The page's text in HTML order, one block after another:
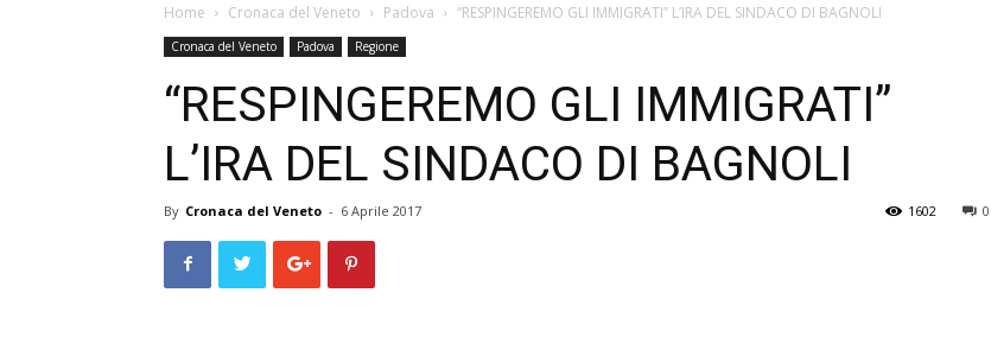
Veneto
Home Cronaca del Veneto Padova “RESPINGEREMO GLI IMMIGRATI” L’IRA DEL SINDACO DI BAGNOLI
Cronaca del Veneto Padova Regione
“RESPINGEREMO GLI IMMIGRATI”
L’IRA DEL SINDACO DI BAGNOLI
By Cronaca del Veneto - 6 Aprile 2017 0
1602